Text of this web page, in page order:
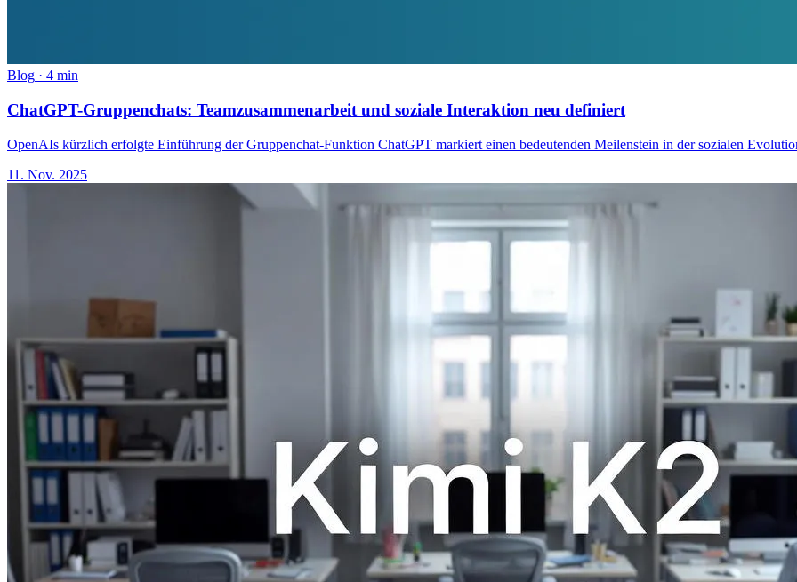
Blog · 4 min
ChatGPT-Gruppenchats: Teamzusammenarbeit und soziale Interaktion neu definiert
OpenAIs kürzlich erfolgte Einführung der Gruppenchat-Funktion ChatGPT markiert einen bedeutenden Meilenstein in der sozialen
11. Nov. 2025